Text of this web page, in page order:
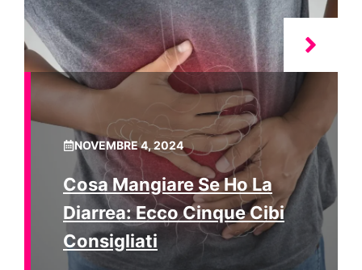
NOVEMBRE 4, 2024
Cosa Mangiare Se Ho La
Diarrea: Ecco Cinque Cibi
Consigliati